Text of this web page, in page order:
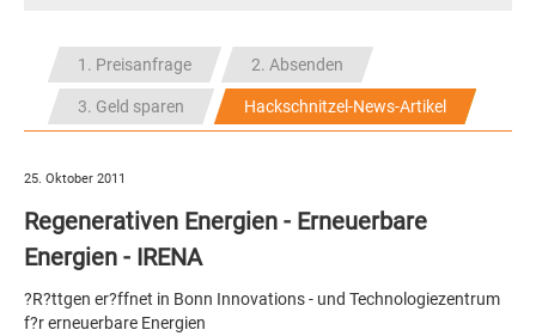
1. Preisanfrage 2. Absenden
3. Geld sparen Hackschnitzel-News-Artikel
25. Oktober 2011
Regenerativen Energien - Erneuerbare
Energien - IRENA
?R?ttgen er?ffnet in Bonn Innovations - und Technologiezentrum
f?r erneuerbare Energien